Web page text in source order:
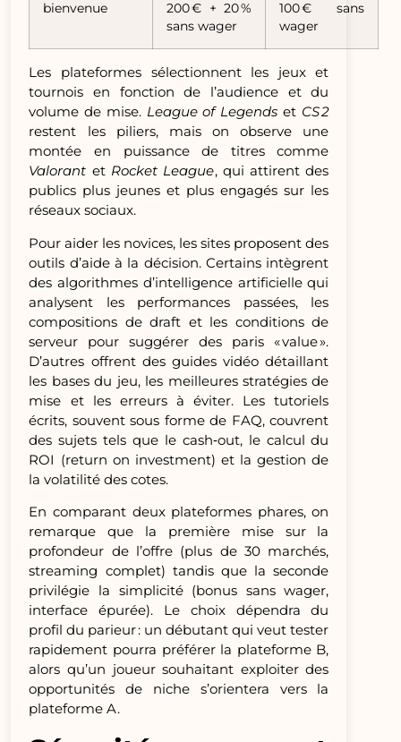
bienvenue
200 € + 20 %
sans wager
100 € sans
wager
Les plateformes sélectionnent les jeux et
tournois en fonction de l’audience et du
volume de mise. League of Legends et CS 2
restent les piliers, mais on observe une
montée en puissance de titres comme
Valorant et Rocket League, qui attirent des
publics plus jeunes et plus engagés sur les
réseaux sociaux.
Pour aider les novices, les sites proposent des
outils d’aide à la décision. Certains intègrent
des algorithmes d’intelligence artificielle qui
analysent les performances passées, les
compositions de draft et les conditions de
serveur pour suggérer des paris « value ».
D’autres offrent des guides vidéo détaillant
les bases du jeu, les meilleures stratégies de
mise et les erreurs à éviter. Les tutoriels
écrits, souvent sous forme de FAQ, couvrent
des sujets tels que le cash‑out, le calcul du
ROI (return on investment) et la gestion de
la volatilité des cotes.
En comparant deux plateformes phares, on
remarque que la première mise sur la
profondeur de l’offre (plus de 30 marchés,
streaming complet) tandis que la seconde
privilégie la simplicité (bonus sans wager,
interface épurée). Le choix dépendra du
profil du parieur : un débutant qui veut tester
rapidement pourra préférer la plateforme B,
alors qu’un joueur souhaitant exploiter des
opportunités de niche s’orientera vers la
plateforme A.